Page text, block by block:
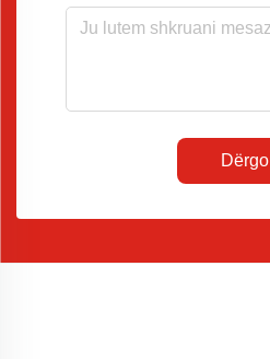
Dërgo